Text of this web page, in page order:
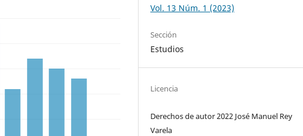
Vol. 13 Núm. 1 (2023)
Sección
Estudios
Licencia
Derechos de autor 2022 José Manuel Rey
Varela